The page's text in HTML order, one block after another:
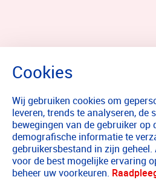
Wij gebruiken cookies om
leveren, trends te analyseren, de
bewegingen van de gebruiker op
demografische informatie te
gebruikersbestand in zijn
voor de best mogelijke ervaring
beheer uw voorkeuren.